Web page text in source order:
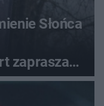
Słońca
zaprasza